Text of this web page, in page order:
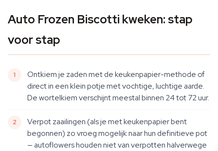
Auto Frozen Biscotti kweken: stap
voor stap
Ontkiem je zaden met de keukenpapier-methode of
direct in een klein potje met vochtige, luchtige aarde.
De wortelkiem verschijnt meestal binnen 24 tot 72 uur.
Verpot zaailingen (als je met keukenpapier bent
begonnen) zo vroeg mogelijk naar hun definitieve pot
— autoflowers houden niet van verpotten halverwege